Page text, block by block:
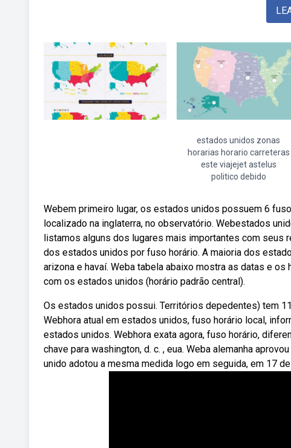
estados unidos zonas
horarias horario carreteras
este viajejet astelus
politico debido
Webem primeiro lugar, os estados unidos possuem 6
localizado na inglaterra, no observatório. Webestados
listamos alguns dos lugares mais importantes com
dos estados unidos por fuso horário. A maioria dos
arizona e havaí. Weba tabela abaixo mostra as datas e
com os estados unidos (horário padrão central).
Os estados unidos possui. Territórios depedentes) tem
Webhora atual em estados unidos, fuso horário local,
estados unidos. Webhora exata agora, fuso horário,
chave para washington, d. c. , eua. Weba alemanha
unido adotou a mesma medida logo em seguida, em 17